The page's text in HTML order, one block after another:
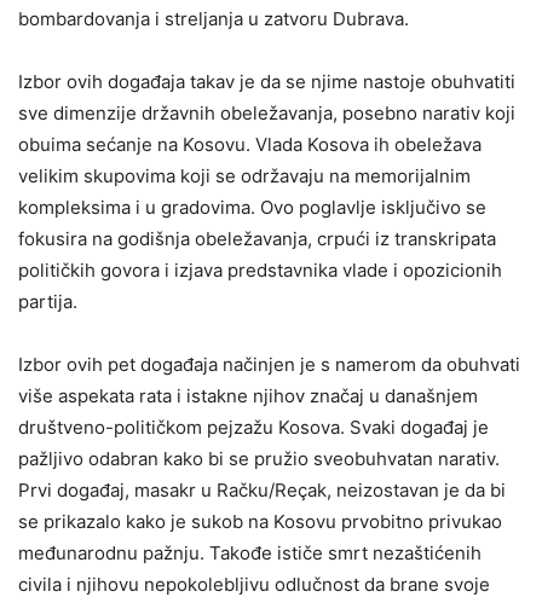
bombardovanja i streljanja u zatvoru Dubrava.
Izbor ovih događaja takav je da se njime nastoje obuhvatiti
sve dimenzije državnih obeležavanja, posebno narativ koji
obuima sećanje na Kosovu. Vlada Kosova ih obeležava
velikim skupovima koji se održavaju na memorijalnim
kompleksima i u gradovima. Ovo poglavlje isključivo se
fokusira na godišnja obeležavanja, crpući iz transkripata
političkih govora i izjava predstavnika vlade i opozicionih
partija.
Izbor ovih pet događaja načinjen je s namerom da obuhvati
više aspekata rata i istakne njihov značaj u današnjem
društveno-političkom pejzažu Kosova. Svaki događaj je
pažljivo odabran kako bi se pružio sveobuhvatan narativ.
Prvi događaj, masakr u Račku/Reçak, neizostavan je da bi
se prikazalo kako je sukob na Kosovu prvobitno privukao
međunarodnu pažnju. Takođe ističe smrt nezaštićenih
civila i njihovu nepokolebljivu odlučnost da brane svoje